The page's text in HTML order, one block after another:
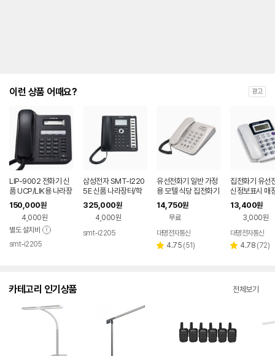
이런 상품 어때요? 광고
LIP-9002 전화기 신
품 UCP/LIK용 나라장
터/학교장터 등록업체
150,000원
4,000원
별도 설치비
smt-i2205
삼성전자 SMT-I220
5E 신품 나라장터/학
교장터 등록업체
325,000원
4,000원
smt-i2205
유선전화기 일반 가정
용 모텔 식당 집전화기
깔끔한 전화 매장
14,750원
무료
대명전자통신
별 4.75 리
(51)
집전화기 유선
신정보표시 매
기 벨램프 일반
13,400원
3,000원
대명전자통신
별 4.78 리
(72)
카테고리 인기상품 전체보기